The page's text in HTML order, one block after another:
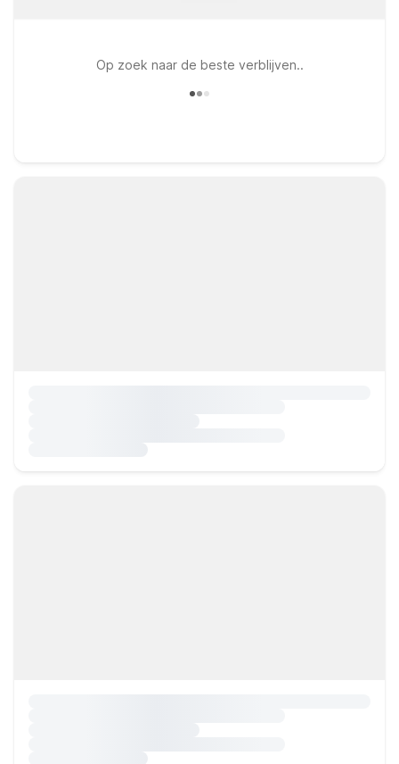
Op zoek naar de beste verblijven..